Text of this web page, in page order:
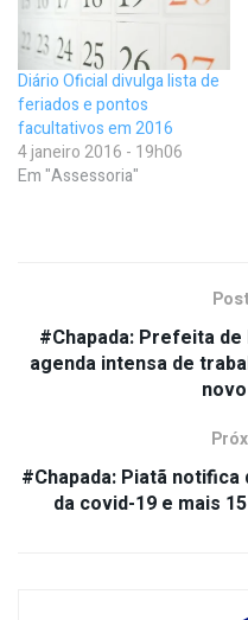
Diário Oficial divulga lista de
feriados e pontos
facultativos em 2016
4 janeiro 2016 - 19h06
Em "Assessoria"
#Chapada: Prefeita
agenda intensa de
#Chapada: Piatã
da covid-19 e mais